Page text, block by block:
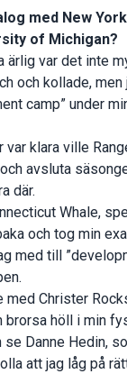
med New
of Michigan?
ärlig var det inte
och kollade,
camp” under
var klara ville
avsluta
där.
Whale,
och tog min
med till
med Christer
brorsa höll i min
Danne Hedin,
att jag låg på